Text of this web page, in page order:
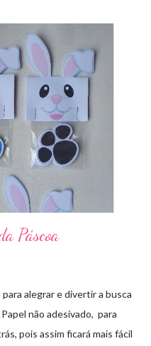
Páscoa
alegrar e divertir a busca
não adesivado, para
pois assim ficará mais fácil